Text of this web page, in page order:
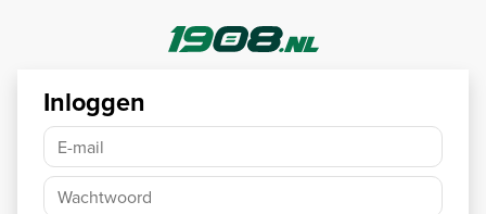
Inloggen
E-mail
Wachtwoord